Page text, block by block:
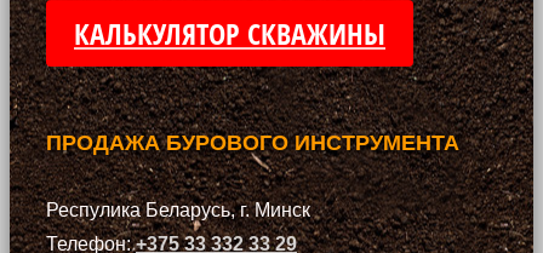
КАЛЬКУЛЯТОР СКВАЖИНЫ
ПРОДАЖА БУРОВОГО ИНСТРУМЕНТА
Респулика Беларусь, г. Минск
Телефон:+375 33 332 33 29